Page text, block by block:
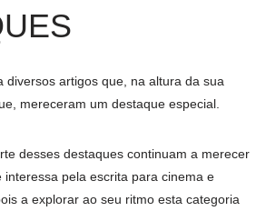
diversos artigos que, na altura da sua
mereceram um destaque especial.
desses destaques continuam a merecer
pela escrita para cinema e
a explorar ao seu ritmo esta categoria